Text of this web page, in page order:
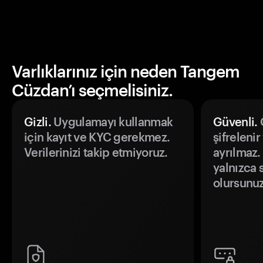
Varlıklarınız için neden Tangem
Cüzdan’ı seçmelisiniz.
Gizli.Uygulamayı kullanmak
için kayıt ve KYC gerekmez.
Verilerinizi takip etmiyoruz.
Güvenli.
şifrelenir
yalnızca